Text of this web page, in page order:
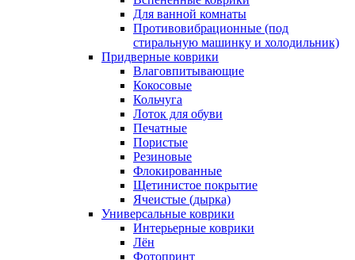
Для ванной комнаты
Противовибрационные (под
стиральную машинку и холодильник)
Придверные коврики
Влаговпитывающие
Кокосовые
Кольчуга
Лоток для обуви
Печатные
Пористые
Резиновые
Флокированные
Щетинистое покрытие
Ячеистые (дырка)
Универсальные коврики
Интерьерные коврики
Лён
Фотопринт